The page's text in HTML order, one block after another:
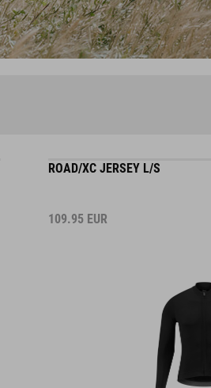
ROAD/XC JERSEY L/S
109.95 EUR